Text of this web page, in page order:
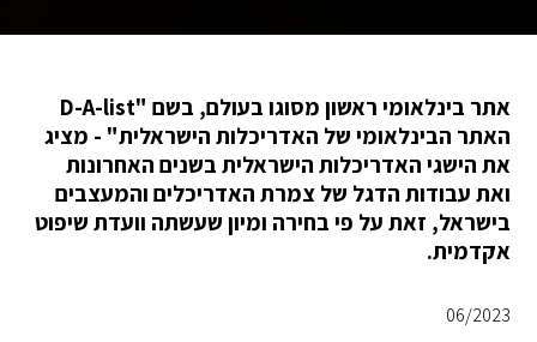
אתר בינלאומי ראשון מסוגו בעולם, בשם "D-A-list
האתר הבינלאומי של האדריכלות הישראלית" - מציג
את הישגי האדריכלות הישראלית בשנים האחרונות
ואת עבודות הדגל של צמרת האדריכלים והמעצבים
בישראל, זאת על פי בחירה ומיון שעשתה וועדת שיפוט
אקדמית.
06/2023